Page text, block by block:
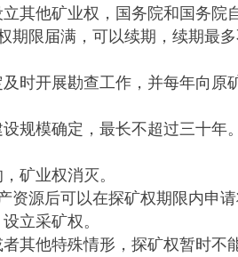
他矿业权，国务院和国务院
届满，可以续期，续期最多
开展勘查工作，并每年向原
模确定，最长不超过三十年
矿业权消灭。
后可以在探矿权期限内申请
立采矿权。
他特殊情形，探矿权暂时不